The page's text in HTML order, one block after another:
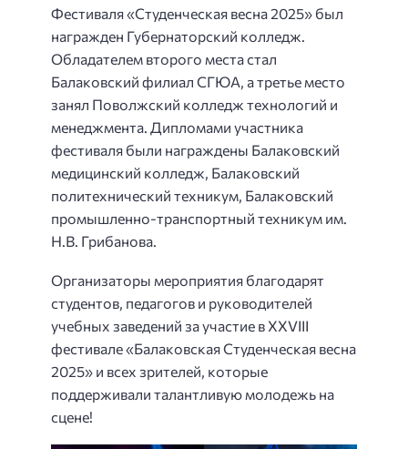
Фестиваля «Студенческая весна 2025» был
награжден Губернаторский колледж.
Обладателем второго места стал
Балаковский филиал СГЮА, а третье место
занял Поволжский колледж технологий и
менеджмента. Дипломами участника
фестиваля были награждены Балаковский
медицинский колледж, Балаковский
политехнический техникум, Балаковский
промышленно-транспортный техникум им.
Н.В. Грибанова.
Организаторы мероприятия благодарят
студентов, педагогов и руководителей
учебных заведений за участие в XXVIII
фестивале «Балаковская Студенческая весна
2025» и всех зрителей, которые
поддерживали талантливую молодежь на
сцене!